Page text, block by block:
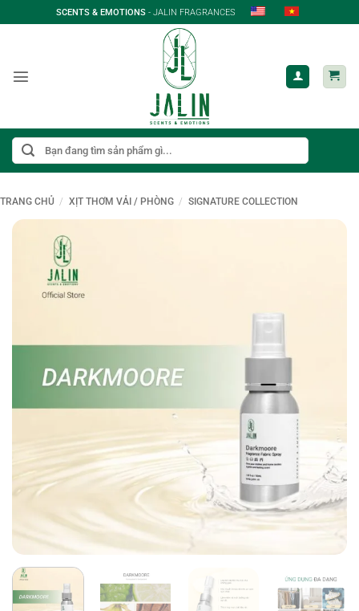
qua
SCENTS & EMOTIONS - JALIN FRAGRANCES
Tìm
kiếm:
TRANG CHỦ / XỊT THƠM VẢI / PHÒNG / SIGNATURE COLLECTION